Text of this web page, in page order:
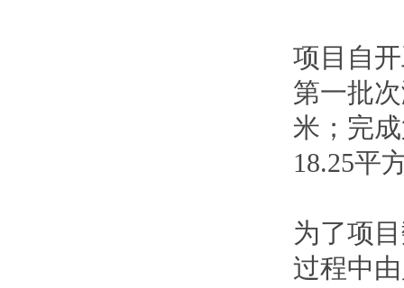
项目自
第一批
米；完
18.25平
为了项
过程中